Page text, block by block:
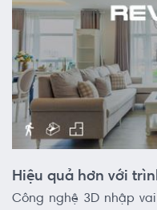
Hiệu quả hơn với
Công nghệ 3D nhập